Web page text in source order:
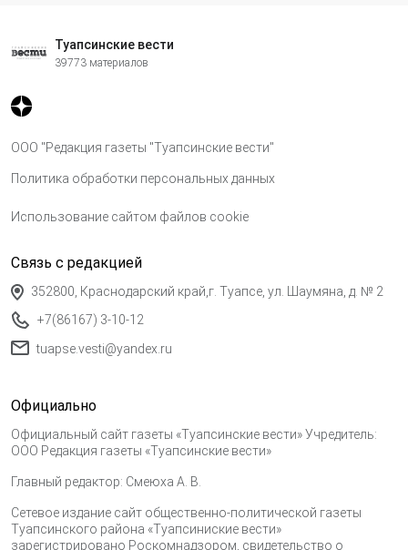
Туапсинские вести
39773 материалов
ООО "Редакция газеты "Туапсинские вести"
Политика обработки персональных данных
Использование сайтом файлов cookie
Связь с редакцией
352800, Краснодарский край,г. Туапсе, ул. Шаумяна, д. № 2
+7(86167) 3-10-12
tuapse.vesti@yandex.ru
Официально
Официальный сайт газеты «Туапсинские вести» Учредитель:
ООО Редакция газеты «Туапсинские вести»
Главный редактор: Смеюха А. В.
Сетевое издание сайт общественно-политической газеты
Туапсинского района «Туапсиниские вести»
зарегистрировано Роскомнадзором, свидетельство о